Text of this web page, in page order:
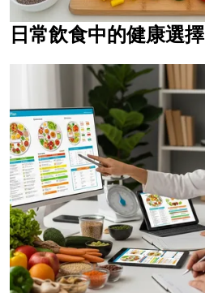
日常飲食中的健康選擇